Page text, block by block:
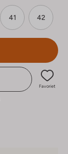
41 42
Favoriet